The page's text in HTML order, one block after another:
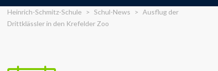
Heinrich-Schmitz-Schule > Schul-News > Ausflug der
Drittklässler in den Krefelder Zoo